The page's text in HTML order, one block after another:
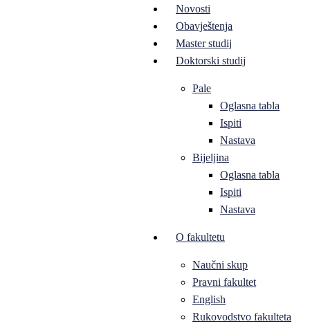
Novosti
Obavještenja
Master studij
Doktorski studij
Pale
Oglasna tabla
Ispiti
Nastava
Bijeljina
Oglasna tabla
Ispiti
Nastava
O fakultetu
Naučni skup
Pravni fakultet
English
Rukovodstvo fakulteta